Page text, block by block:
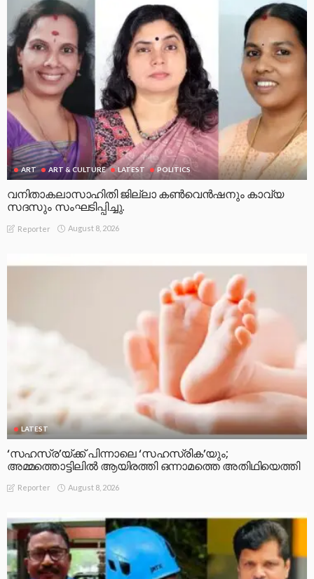
ART ART & CULTURE LATEST POLITICS
വനിതാകലാസാഹിതി ജില്ലാ കൺവെൻഷനും കാവ്യ
സദസും സംഘടിപ്പിച്ചു.
Reporter August 8, 2026
LATEST
‘സഹസ്ര’യ്ക്ക് പിന്നാലെ ‘സഹസ്രിക’യും;
അമ്മത്തൊട്ടിലിൽ ആയിരത്തി ഒന്നാമത്തെ അതിഥിയെത്തി
Reporter August 8, 2026